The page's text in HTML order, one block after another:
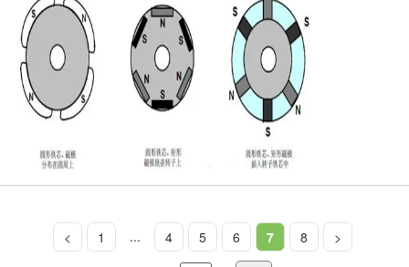
< 1 ... 4 5 6 7 8
>